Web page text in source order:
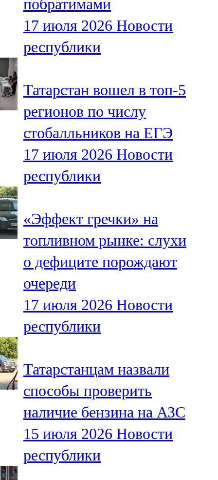
побратимами
17 июля 2026 Новости
республики
Татарстан вошел в топ-5
регионов по числу
стобалльников на ЕГЭ
17 июля 2026 Новости
республики
«Эффект гречки» на
топливном рынке: слухи
о дефиците порождают
очереди
17 июля 2026 Новости
республики
Татарстанцам назвали
способы проверить
наличие бензина на АЗС
15 июля 2026 Новости
республики